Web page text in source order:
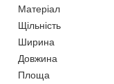
Матеріал
Щільність
Ширина
Довжина
Площа